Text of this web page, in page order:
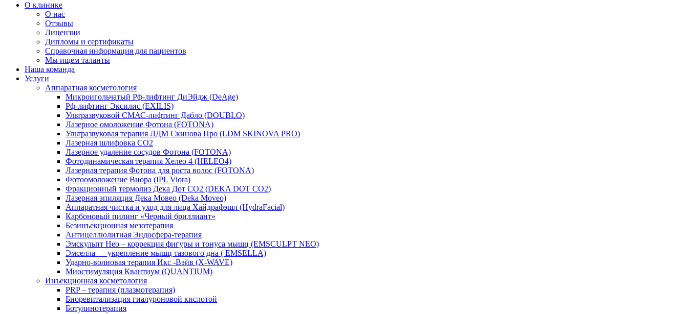
О клинике
О нас
Отзывы
Лицензии
Дипломы и сертификаты
Справочная информация для пациентов
Мы ищем таланты
Наша команда
Услуги
Аппаратная косметология
Микроигольчатый Рф-лифтинг ДиЭйдж (DeAge)
Рф-лифтинг Эксилис (EXILIS)
Ультразвуковой СМАС-лифтинг Дабло (DOUBLO)
Лазерное омоложение Фотона (FOTONA)
Ультразвуковая терапия ЛДМ Скинова Про (LDM SKINOVA PRO)
Лазерная шлифовка CO2
Лазерное удаление сосудов Фотона (FOTONA)
Фотодинамическая терапия Хелео 4 (HELEO4)
Лазерная терапия Фотона для роста волос (FOTONA)
Фотоомоложение Виора (IPL Viora)
Фракционный термолиз Дека Дот СО2 (DEKA DOT CO2)
Лазерная эпиляция Дека Мовео (Deka Moveo)
Аппаратная чистка и уход для лица Хайдрафэшл (HydraFacial)
Карбоновый пилинг «Черный бриллиант»
Безинъекционная мезотерапия
Антицеллюлитная Эндосфера-терапия
Эмскульпт Нео – коррекция фигуры и тонуса мышц (EMSCULPT NEO)
Эмселла — укрепление мышц тазового дна ( EMSELLA)
Ударно-волновая терапия Икс -Вэйв (X-WAVE)
Миостимуляция Квантиум (QUANTIUM)
Инъекционная косметология
PRP – терапия (плазмотерапия)
Биоревитализация гиалуроновой кислотой
Ботулинотерапия